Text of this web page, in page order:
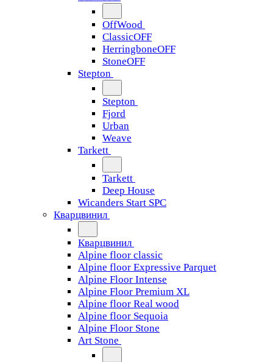
OffWood
ClassicOFF
HerringboneOFF
StoneOFF
Stepton
Stepton
Fjord
Urban
Weave
Tarkett
Tarkett
Deep House
Wicanders Start SPC
Кварцвинил
Кварцвинил
Alpine floor classic
Alpine floor Expressive Parquet
Alpine Floor Intense
Alpine Floor Premium XL
Alpine floor Real wood
Alpine floor Sequoia
Alpine Floor Stone
Art Stone